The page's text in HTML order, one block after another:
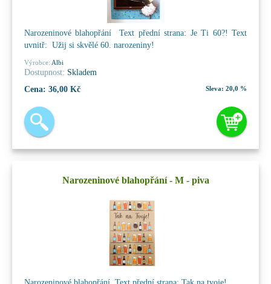
Narozeninové blahopřání Text přední strana: Je Ti 60?! Text
uvnitř: Užij si skvělé 60. narozeniny!
Výrobce: Albi
Dostupnost: Skladem
Cena: 36,00 Kč Sleva: 20,0 %
Narozeninové blahopřání - M - piva